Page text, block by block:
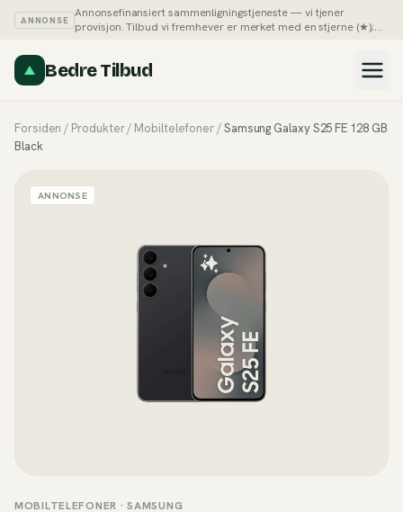
ANNONSE
Annonsefinansiert sammenligningstjeneste — vi tjener
provisjon. Tilbud vi fremhever er merket med en stjerne (★);
Bedre Tilbud
Forsiden / Produkter/ Mobiltelefoner/Samsung Galaxy S25 FE 128 GB
Black
ANNONSE
MOBILTELEFONER · SAMSUNG